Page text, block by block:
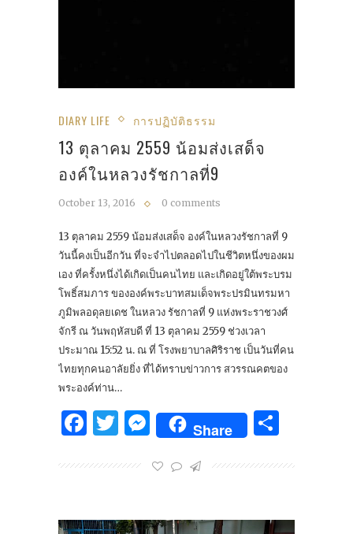
DIARY LIFE การปฏิบัติธรรม
13 ตุลาคม 2559 น้อมส่งเสด็จ
องค์ในหลวงรัชกาลที่9
October 13, 2016 0 comments
13 ตุลาคม 2559 น้อมส่งเสด็จ องค์ในหลวงรัชกาลที่ 9
วันนี้คงเป็นอีกวัน ที่จะจำไปตลอดไปในชีวิตหนึ่งของผม
เอง ที่ครั้งหนึ่งได้เกิดเป็นคนไทย และเกิดอยู่ใต้พระบรม
โพธิ์สมภาร ขององค์พระบาทสมเด็จพระปรมินทรมหา
ภูมิพลอดุลยเดช ในหลวง รัชกาลที่ 9 แห่งพระราชวงศ์
จักรี ณ วันพฤหัสบดี ที่ 13 ตุลาคม 2559 ช่วงเวลา
ประมาณ 15:52 น. ณ ที่ โรงพยาบาลศิริราช เป็นวันที่คน
ไทยทุกคนอาลัยยิ่ง ที่ได้ทราบข่าวการ สวรรณคตของ
พระองค์ท่าน…
Facebook
Twitter
Messenger
Share